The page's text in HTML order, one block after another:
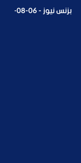
بزنس نيوز - 06-08-2026